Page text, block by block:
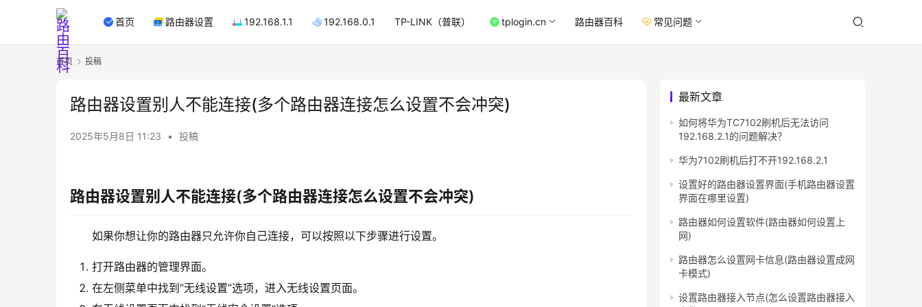
首页 路由器设置 192.168.1.1 192.168.0.1 TP-LINK（普联） tplogin.cn 路由器百科 常见问题
首页 投稿
路由器设置别人不能连接(多个路由器连接怎么设置不会冲突)
2025年5月8日 11:23 • 投稿
路由器设置别人不能连接(多个路由器连接怎么设置不会冲突)
如果你想让你的路由器只允许你自己连接，可以按照以下步骤进行设置。
打开路由器的管理界面。
在左侧菜单中找到“无线设置”选项，进入无线设置页面。
最新文章
如何将华为TC7102刷机后无法访问
192.168.2.1的问题解决？
华为7102刷机后打不开192.168.2.1
设置好的路由器设置界面(手机路由器设置
界面在哪里设置)
路由器如何设置软件(路由器如何设置上
网)
路由器怎么设置网卡信息(路由器设置成网
卡模式)
设置路由器接入节点(怎么设置路由器接入